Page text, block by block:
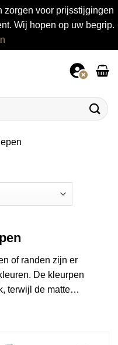
zorgen voor prijsstijgingen
Wij hopen op uw begrip.
of randen zijn er
De kleurpen
terwijl de matte